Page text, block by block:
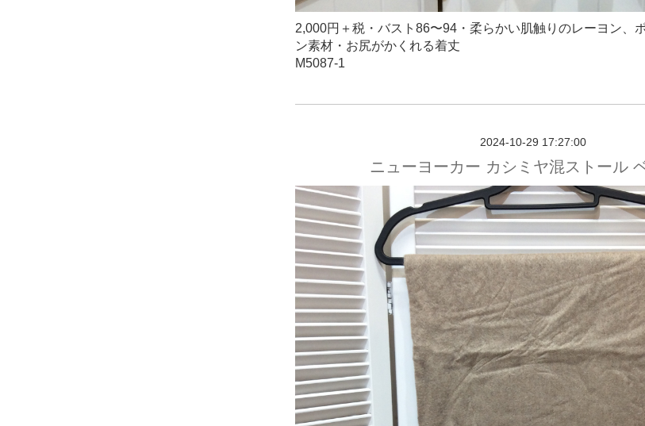
2,000円＋税・バスト86〜94・柔らかい肌触りのレーヨン、
ン素材・お尻がかくれる着丈
M5087-1
2024-10-29 17:27:00
ニューヨーカー カシミヤ混ストール